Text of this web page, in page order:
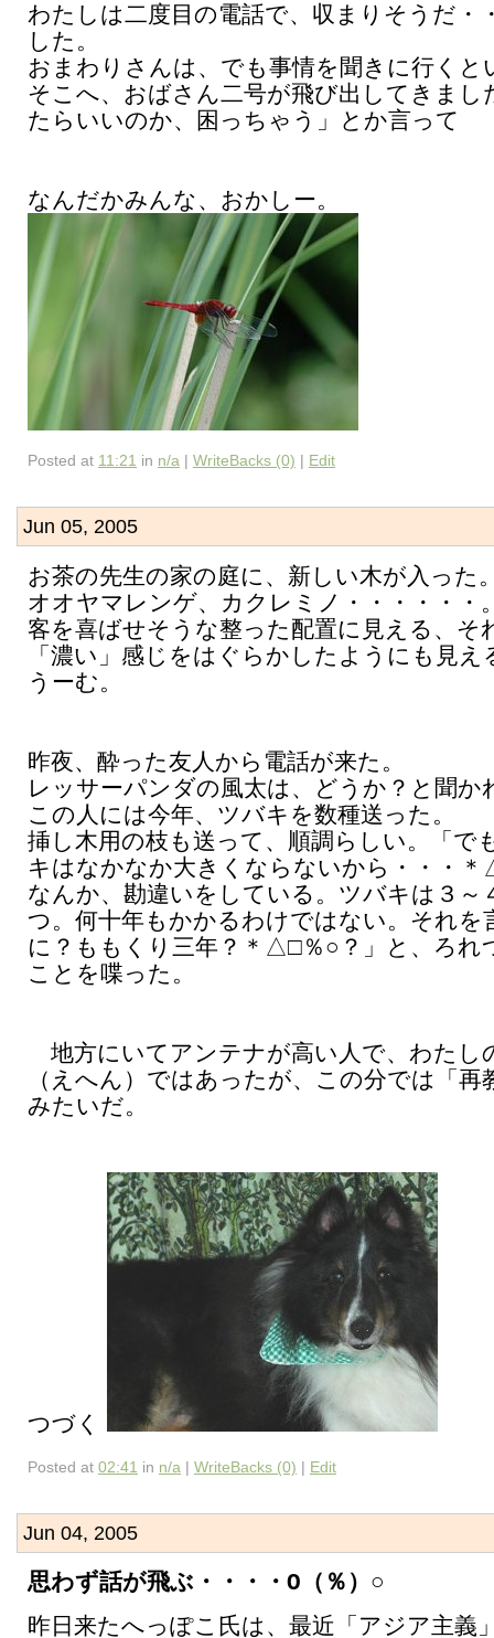
わたしは二度目の電話で、収まりそうだ・
した。
おまわりさんは、でも事情を聞きに行くと
そこへ、おばさん二号が飛び出してきまし
たらいいのか、困っちゃう」とか言って
なんだかみんな、おかしー。
Posted at 11:21 in n/a | WriteBacks (0) | Edit
Jun 05, 2005
お茶の先生の家の庭に、新しい木が入った
オオヤマレンゲ、カクレミノ・・・・・・
客を喜ばせそうな整った配置に見える、そ
「濃い」感じをはぐらかしたようにも見え
うーむ。
昨夜、酔った友人から電話が来た。
レッサーパンダの風太は、どうか？と聞か
この人には今年、ツバキを数種送った。
挿し木用の枝も送って、順調らしい。「で
キはなかなか大きくならないから・・・
なんか、勘違いをしている。ツバキは３～
つ。何十年もかかるわけではない。それを
に？ももくり三年？＊△□％○？」と、ろれ
ことを喋った。
地方にいてアンテナが高い人で、わたし
（えへん）ではあったが、この分では「再
みたいだ。
つづく
Posted at 02:41 in n/a | WriteBacks (0) | Edit
Jun 04, 2005
思わず話が飛ぶ・・・・O（％）○
昨日来たへっぽこ氏は、最近「アジア主義